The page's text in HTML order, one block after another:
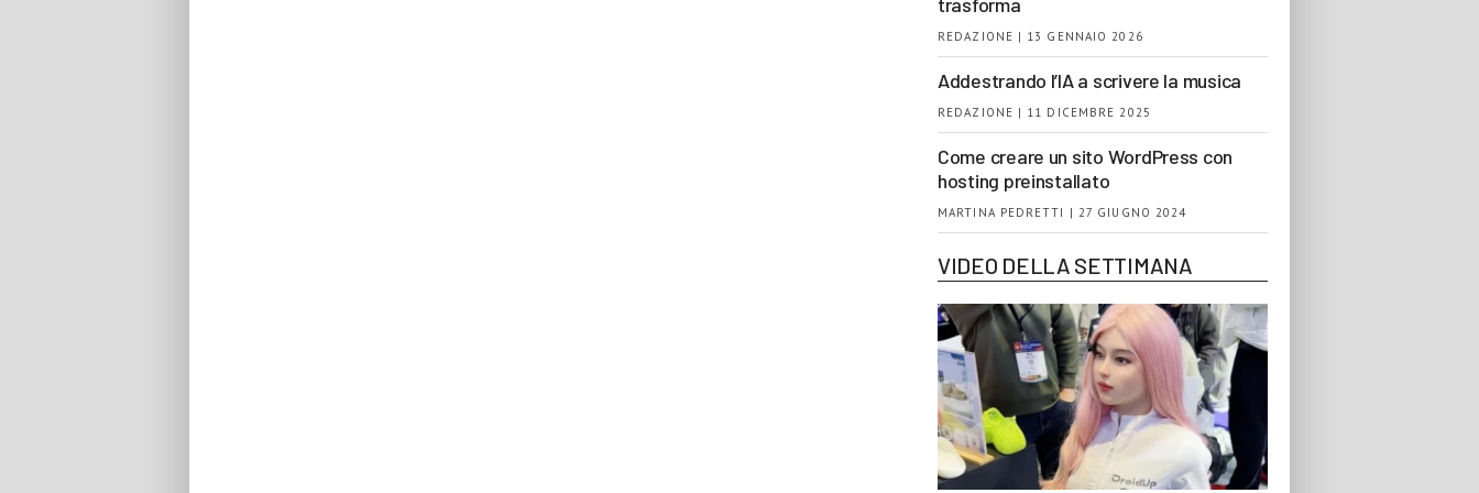
REDAZIONE | 13 GENNAIO 2026
Addestrando l’IA a scrivere la musica
REDAZIONE | 11 DICEMBRE 2025
Come creare un sito WordPress con
hosting preinstallato
MARTINA PEDRETTI | 27 GIUGNO 2024
VIDEO DELLA SETTIMANA